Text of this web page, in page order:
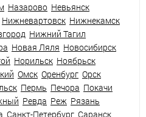
Назарово Невьянск
Нижневартовск Нижнекамск
Нижний Тагил
Новая Ляля Новосибирск
Норильск Ноябрьск
Омск Оренбург Орск
Пермь Печора Покачи
Ревда Реж Рязань
Санкт-Петербург Саранск